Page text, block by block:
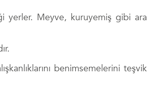
yerler. Meyve, kuruyemiş gibi ara
benimsemelerini teşvik